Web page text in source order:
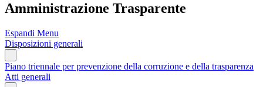
Amministrazione Trasparente
Espandi Menu
Disposizioni generali
Piano triennale per prevenzione della corruzione e della trasparenza
Atti generali